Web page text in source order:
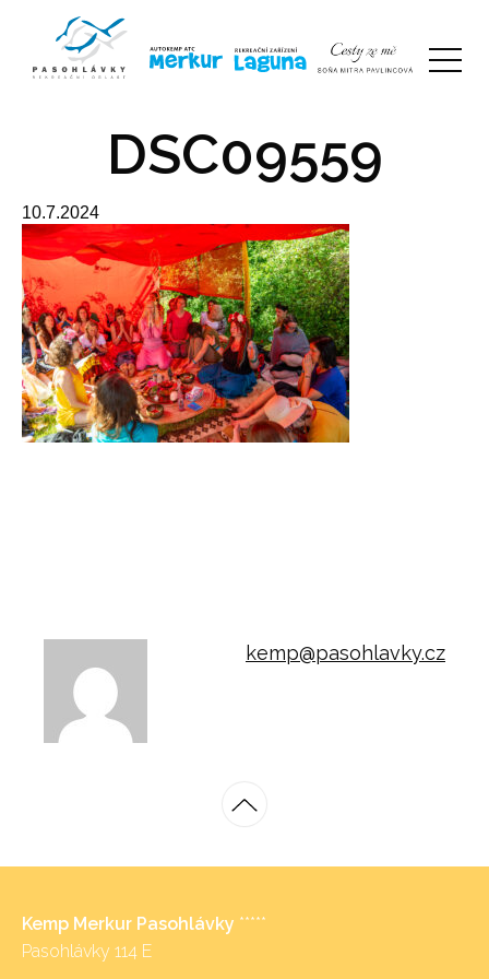
DSC09559
10.7.2024
kemp@pasohlavky.cz
Kemp Merkur Pasohlávky *****
Pasohlávky 114 E